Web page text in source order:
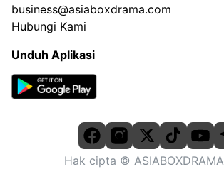
business@asiaboxdrama.com
Hubungi Kami
Unduh Aplikasi
Hak cipta © ASIABOXDRAMA